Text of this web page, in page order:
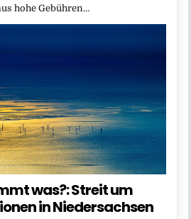
hohe Gebühren…
was?: Streit um
in Niedersachsen